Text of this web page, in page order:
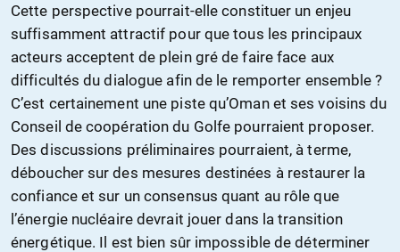
Cette perspective pourrait-elle constituer un enjeu
suffisamment attractif pour que tous les principaux
acteurs acceptent de plein gré de faire face aux
difficultés du dialogue afin de le remporter ensemble ?
C’est certainement une piste qu’Oman et ses voisins du
Conseil de coopération du Golfe pourraient proposer.
Des discussions préliminaires pourraient, à terme,
déboucher sur des mesures destinées à restaurer la
confiance et sur un consensus quant au rôle que
l’énergie nucléaire devrait jouer dans la transition
énergétique. Il est bien sûr impossible de déterminer